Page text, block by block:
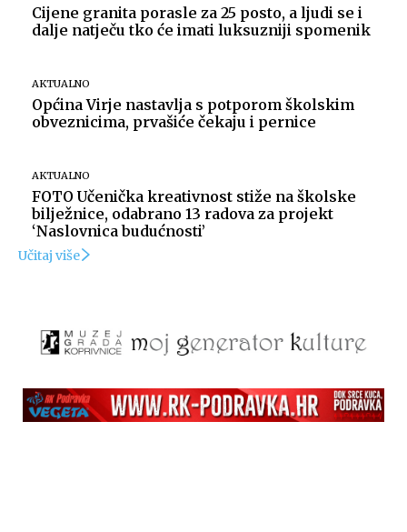
Cijene granita porasle za 25 posto, a ljudi se i
dalje natječu tko će imati luksuzniji spomenik
AKTUALNO
Općina Virje nastavlja s potporom školskim
obveznicima, prvašiće čekaju i pernice
AKTUALNO
FOTO Učenička kreativnost stiže na školske
bilježnice, odabrano 13 radova za projekt
‘Naslovnica budućnosti’
Učitaj više